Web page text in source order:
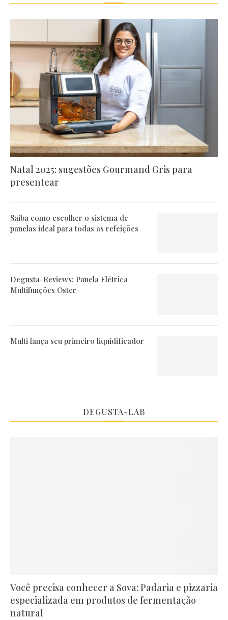
Natal 2025: sugestões Gourmand Gris para
presentear
Saiba como escolher o sistema de
panelas ideal para todas as refeições
Degusta-Reviews: Panela Elétrica
Multifunções Oster
Multi lança seu primeiro liquidificador
DEGUSTA-LAB
Você precisa conhecer a Sova: Padaria e pizzaria
especializada em produtos de fermentação
natural